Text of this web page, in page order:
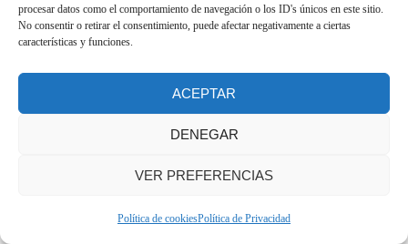
procesar datos como el comportamiento de navegación o los ID's únicos en este sitio.
No consentir o retirar el consentimiento, puede afectar negativamente a ciertas
características y funciones.
ACEPTAR
DENEGAR
VER PREFERENCIAS
Política de cookiesPolítica de Privacidad
vas a realizar una ruta por Rumanía es visitar la capital al
inicio del viaje o dejarla para el final. Si ésta es tu opción,
para no tener que preocuparte de esta
parte logística.
contrastes donde la historia, la cultura y la modernidad